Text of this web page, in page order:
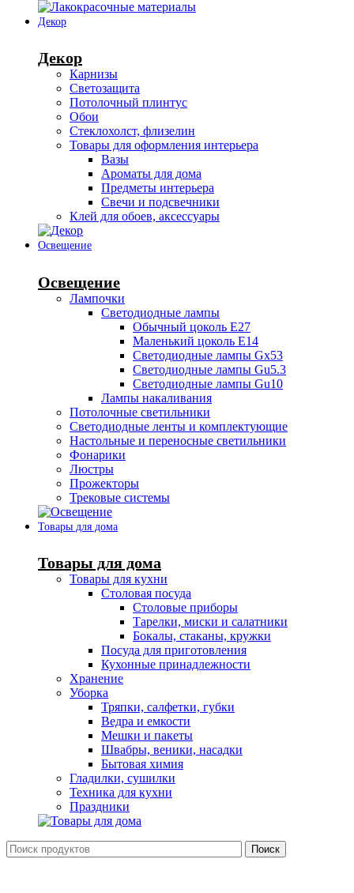
Декор
Декор
Карнизы
Светозащита
Потолочный плинтус
Обои
Стеклохолст, флизелин
Товары для оформления интерьера
Вазы
Ароматы для дома
Предметы интерьера
Свечи и подсвечники
Клей для обоев, аксессуары
Освещение
Освещение
Лампочки
Светодиодные лампы
Обычный цоколь Е27
Маленький цоколь Е14
Светодиодные лампы Gx53
Светодиодные лампы Gu5.3
Светодиодные лампы Gu10
Лампы накаливания
Потолочные светильники
Светодиодные ленты и комплектующие
Настольные и переносные светильники
Фонарики
Люстры
Прожекторы
Трековые системы
Товары для дома
Товары для дома
Товары для кухни
Столовая посуда
Столовые приборы
Тарелки, миски и салатники
Бокалы, стаканы, кружки
Посуда для приготовления
Кухонные принадлежности
Хранение
Уборка
Тряпки, салфетки, губки
Ведра и емкости
Мешки и пакеты
Швабры, веники, насадки
Бытовая химия
Гладилки, сушилки
Техника для кухни
Праздники
Поиск